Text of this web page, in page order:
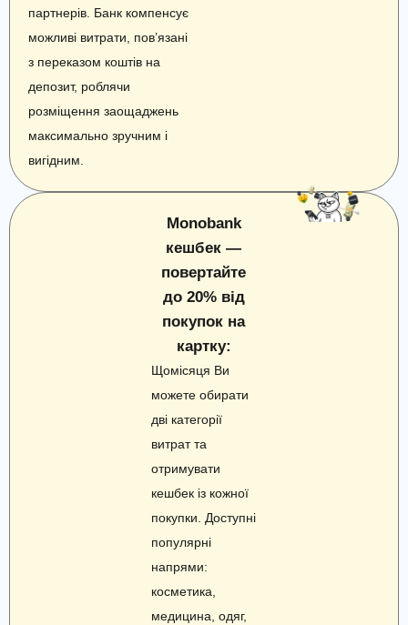
партнерів. Банк компенсує
можливі витрати, пов’язані
з переказом коштів на
депозит, роблячи
розміщення заощаджень
максимально зручним і
вигідним.
Monobank
кешбек —
повертайте
до 20% від
покупок на
картку:
Щомісяця Ви
можете обирати
дві категорії
витрат та
отримувати
кешбек із кожної
покупки. Доступні
популярні
напрями:
косметика,
медицина, одяг,